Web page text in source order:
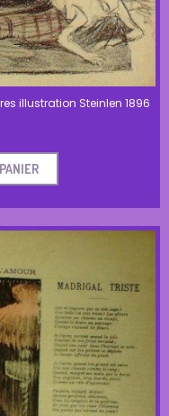
illustration Steinlen 1896